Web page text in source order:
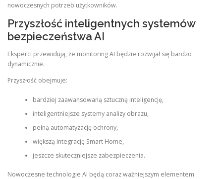
nowoczesnych potrzeb użytkowników.
Przyszłość inteligentnych systemów
bezpieczeństwa AI
Eksperci przewidują, że monitoring AI będzie rozwijał się bardzo
dynamicznie.
Przyszłość obejmuje:
bardziej zaawansowaną sztuczną inteligencję,
inteligentniejsze systemy analizy obrazu,
pełną automatyzację ochrony,
większą integrację Smart Home,
jeszcze skuteczniejsze zabezpieczenia.
Nowoczesne technologie AI będą coraz ważniejszym elementem